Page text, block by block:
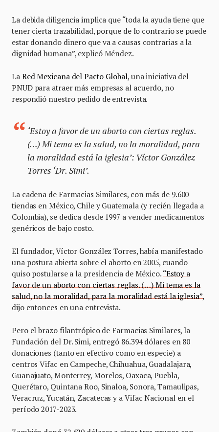
La debida diligencia implica que “toda la ayuda tiene que
tener cierta trazabilidad, porque de lo contrario se puede
estar donando dinero que va a causas contrarias a la
dignidad humana”, explicó Méndez.
La Red Mexicana del Pacto Global, una iniciativa del
PNUD para atraer más empresas al acuerdo, no
respondió nuestro pedido de entrevista.
‘Estoy a favor de un aborto con ciertas reglas.
(…) Mi tema es la salud, no la moralidad, para
la moralidad está la iglesia’: Víctor González
Torres ‘Dr. Simi’.
La cadena de Farmacias Similares, con más de 9.600
tiendas en México, Chile y Guatemala (y recién llegada a
Colombia), se dedica desde 1997 a vender medicamentos
genéricos de bajo costo.
El fundador, Víctor González Torres, había manifestado
una postura abierta sobre el aborto en 2005, cuando
quiso postularse a la presidencia de México. “Estoy a
favor de un aborto con ciertas reglas. (…) Mi tema es la
salud, no la moralidad, para la moralidad está la iglesia”,
dijo entonces en una entrevista.
Pero el brazo filantrópico de Farmacias Similares, la
Fundación del Dr. Simi, entregó 86.394 dólares en 80
donaciones (tanto en efectivo como en especie) a
centros Vifac en Campeche, Chihuahua, Guadalajara,
Guanajuato, Monterrey, Morelos, Oaxaca, Puebla,
Querétaro, Quintana Roo, Sinaloa, Sonora, Tamaulipas,
Veracruz, Yucatán, Zacatecas y a Vifac Nacional en el
período 2017-2023.